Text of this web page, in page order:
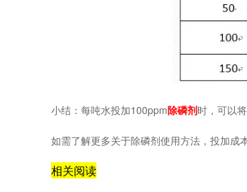
小结：每吨水投加100ppm除磷剂时，可以
如需了解更多关于除磷剂使用方法，投加成
相关阅读